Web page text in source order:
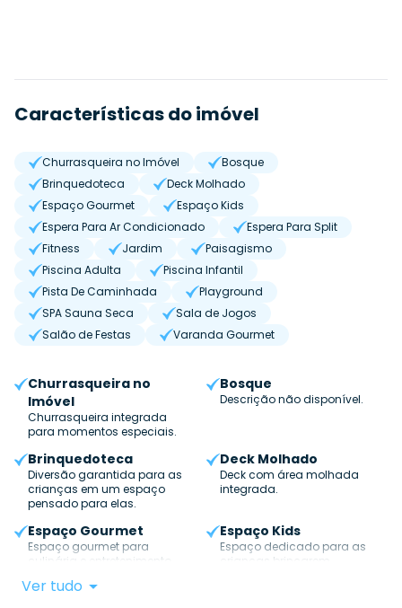
Características do imóvel
Churrasqueira no Imóvel
Bosque
Brinquedoteca
Deck Molhado
Espaço Gourmet
Espaço Kids
Espera Para Ar Condicionado
Espera Para Split
Fitness
Jardim
Paisagismo
Piscina Adulta
Piscina Infantil
Pista De Caminhada
Playground
SPA Sauna Seca
Sala de Jogos
Salão de Festas
Varanda Gourmet
Churrasqueira no
Imóvel
Churrasqueira integrada
para momentos especiais.
Bosque
Descrição não disponível.
Brinquedoteca
Diversão garantida para as
crianças em um espaço
pensado para elas.
Deck Molhado
Deck com área molhada
integrada.
Espaço Gourmet
Espaço gourmet para
culinária e entretenimento.
Espaço Kids
Espaço dedicado para as
crianças brincarem.
Ver tudo